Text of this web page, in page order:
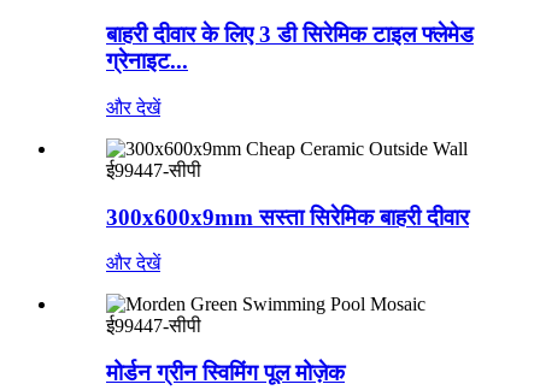
बाहरी दीवार के लिए 3 डी सिरेमिक टाइल फ्लेमेड
ग्रेनाइट...
और देखें
ई99447-सीपी
300x600x9mm सस्ता सिरेमिक बाहरी दीवार
और देखें
ई99447-सीपी
मोर्डन ग्रीन स्विमिंग पूल मोज़ेक